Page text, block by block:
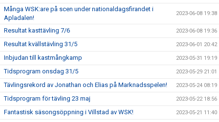
Många WSK:are på scen under nationaldagsfirandet i
Apladalen!
2023-06-08 19:38
Resultat kasttävling 7/6 2023-06-08 19:36
Resultat kvällstävling 31/5 2023-06-01 20:42
Inbjudan till kastmångkamp 2023-05-31 19:19
Tidsprogram onsdag 31/5 2023-05-29 21:01
Tävlingsrekord av Jonathan och Elias på Marknadsspelen! 2023-05-24 08:19
Tidsprogram för tävling 23 maj 2023-05-22 18:56
Fantastisk säsongsöppning i Villstad av WSK! 2023-05-21 11:40